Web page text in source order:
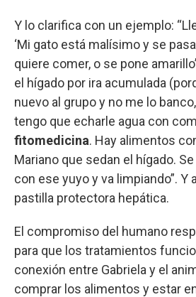
Y lo clarifica con un ejemplo:
‘Mi gato está malísimo y se
quiere comer, o se pone
el hígado por ira acumulada
nuevo al grupo y no me lo
tengo que echarle agua con
fitomedicina. Hay alimentos
Mariano que sedan el hígado.
con ese yuyo y va limpiando”. Y
pastilla protectora hepática.
El compromiso del humano
para que los tratamientos
conexión entre Gabriela y el
comprar los alimentos y estar